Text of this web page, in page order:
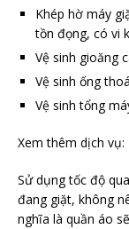
Khép hờ máy
tồn đọng, có vi
Vệ sinh gioăng
Vệ sinh ống
Vệ sinh tổng
Xem thêm dịch vụ:
Sử dụng tốc độ
đang giặt, không
nghĩa là quần áo